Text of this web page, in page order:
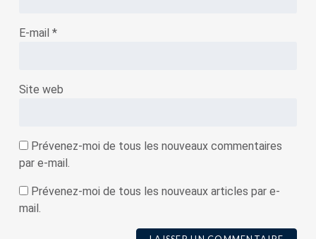
E-mail *
Site web
Prévenez-moi de tous les nouveaux commentaires
par e-mail.
Prévenez-moi de tous les nouveaux articles par e-
mail.